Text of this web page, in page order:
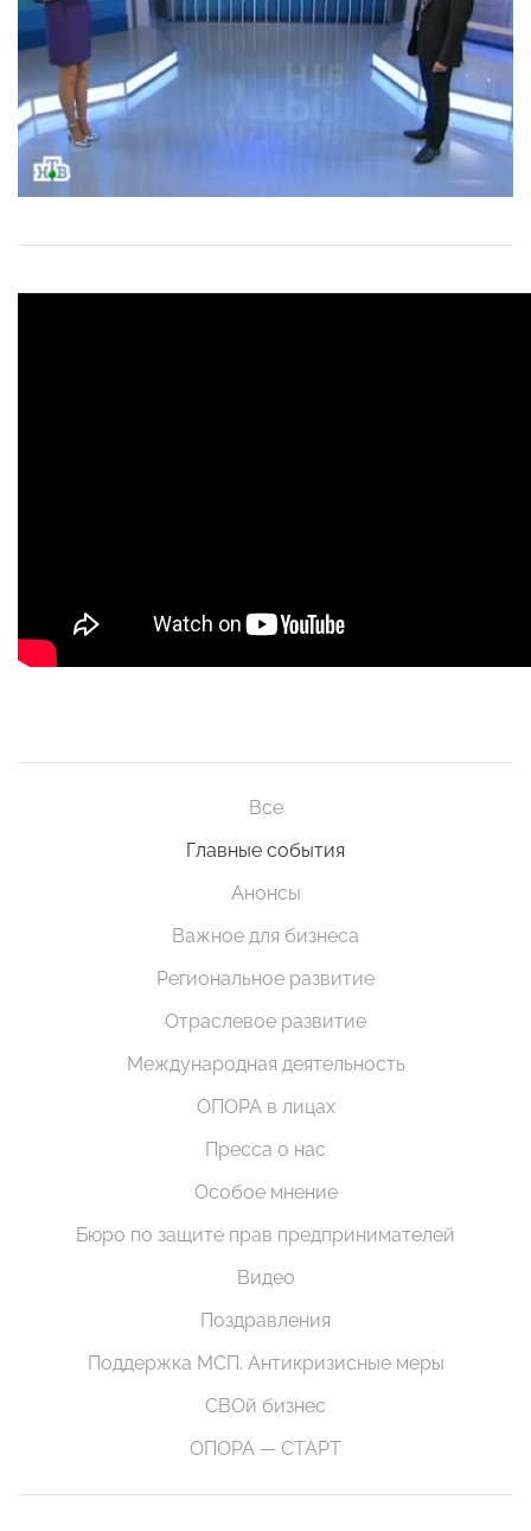
Все
Главные события
Анонсы
Важное для бизнеса
Региональное развитие
Отраслевое развитие
Международная деятельность
ОПОРА в лицах
Пресса о нас
Особое мнение
Бюро по защите прав предпринимателей
Видео
Поздравления
Поддержка МСП. Антикризисные меры
СВОй бизнес
ОПОРА — СТАРТ